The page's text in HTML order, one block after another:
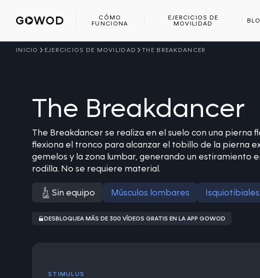
CÓMO
FUNCIONA
EJERCICIOS DE
MOVILIDAD
INICIO EJERCICIOS DE MOVILIDAD THE BREAKDANCER
The Breakdancer
The Breakdancer se realiza en el suelo con una pierna
flexiona el tronco para alcanzar el tobillo de la pierna
gemelos y la zona lumbar, generando un estiramiento
rodilla. No se requiere material.
Sin equipo Músculos lombares Isquiotibiales
DESBLOQUEA MÁS DE 300 VÍDEOS GRATIS EN LA APP GOWOD
STIMULUS